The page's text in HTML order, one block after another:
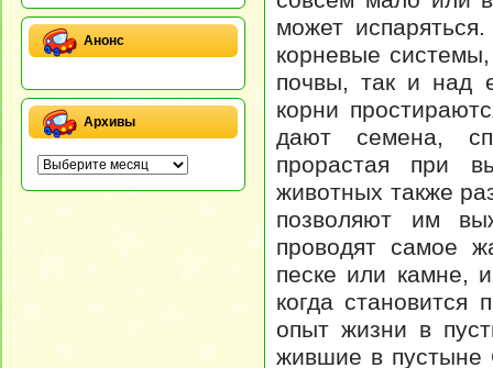
Анонс
Архивы
может
корневые
почвы, так и над
корни
дают семена,
прорастая при
животных также
позволяют им
проводят самое
песке или камне,
когда
опыт жизни в
жившие в пустыне